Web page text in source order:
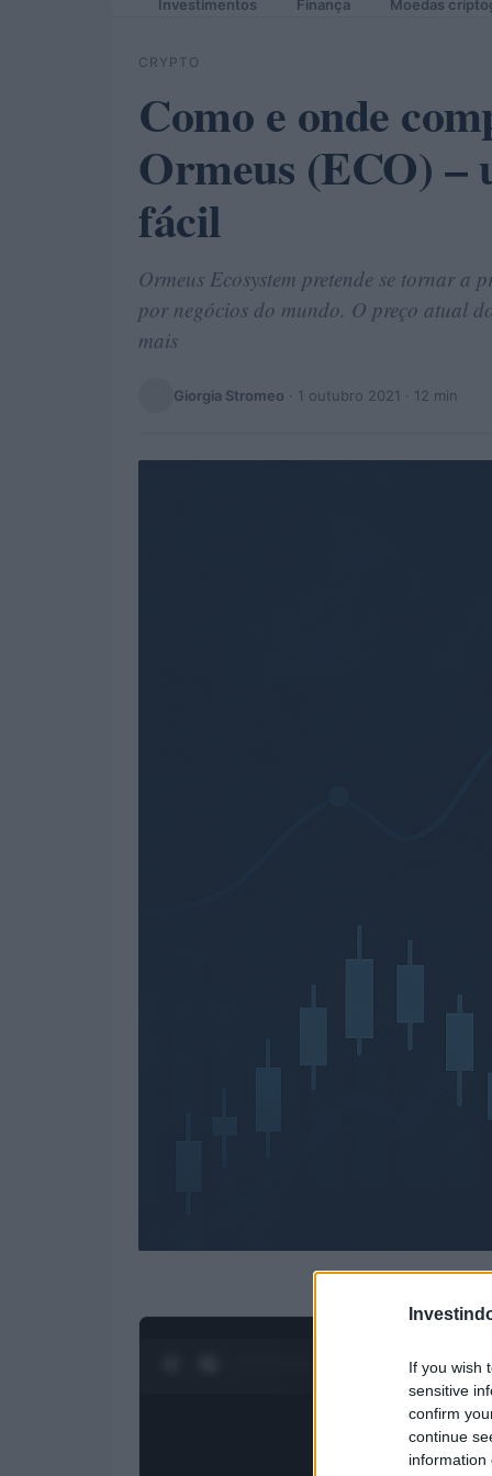
If you wish
sensitive
confirm
continue
information
Investimentos Finança Moedas
CRYPTO
Como e onde
Ormeus (ECO) –
fácil
Ormeus Ecosystem pretende se tornar
por negócios do mundo. O preço atual
mais
Giorgia Stromeo · 1 outubro 2021 · 12 min
1/ 4